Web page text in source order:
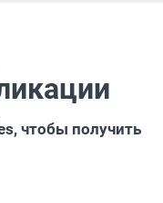
чтобы получить